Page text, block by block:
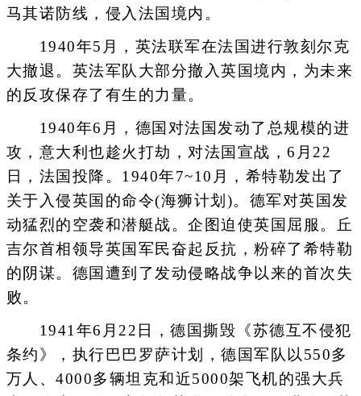
马其诺防线，侵入法国境内。
1940年5月，英法联军在法国进行敦刻尔克
大撤退。英法军队大部分撤入英国境内，为未来
的反攻保存了有生的力量。
1940年6月，德国对法国发动了总规模的进
攻，意大利也趁火打劫，对法国宣战，6月22
日，法国投降。1940年7~10月，希特勒发出了
关于入侵英国的命令(海狮计划)。德军对英国发
动猛烈的空袭和潜艇战。企图迫使英国屈服。丘
吉尔首相领导英国军民奋起反抗，粉碎了希特勒
的阴谋。德国遭到了发动侵略战争以来的首次失
败。
1941年6月22日，德国撕毁《苏德互不侵犯
条约》，执行巴巴罗萨计划，德国军队以550多
万人、4000多辆坦克和近5000架飞机的强大兵